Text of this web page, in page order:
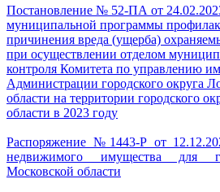
Постановление № 52-ПА от
муниципальной программы
причинения вреда (ущерба)
при осуществлении отделом
контроля Комитета по управлению
Администрации городского округа
области на территории городского
области в 2023 году
Распоряжение №1443-Р от
недвижимого имущества для
Московской области